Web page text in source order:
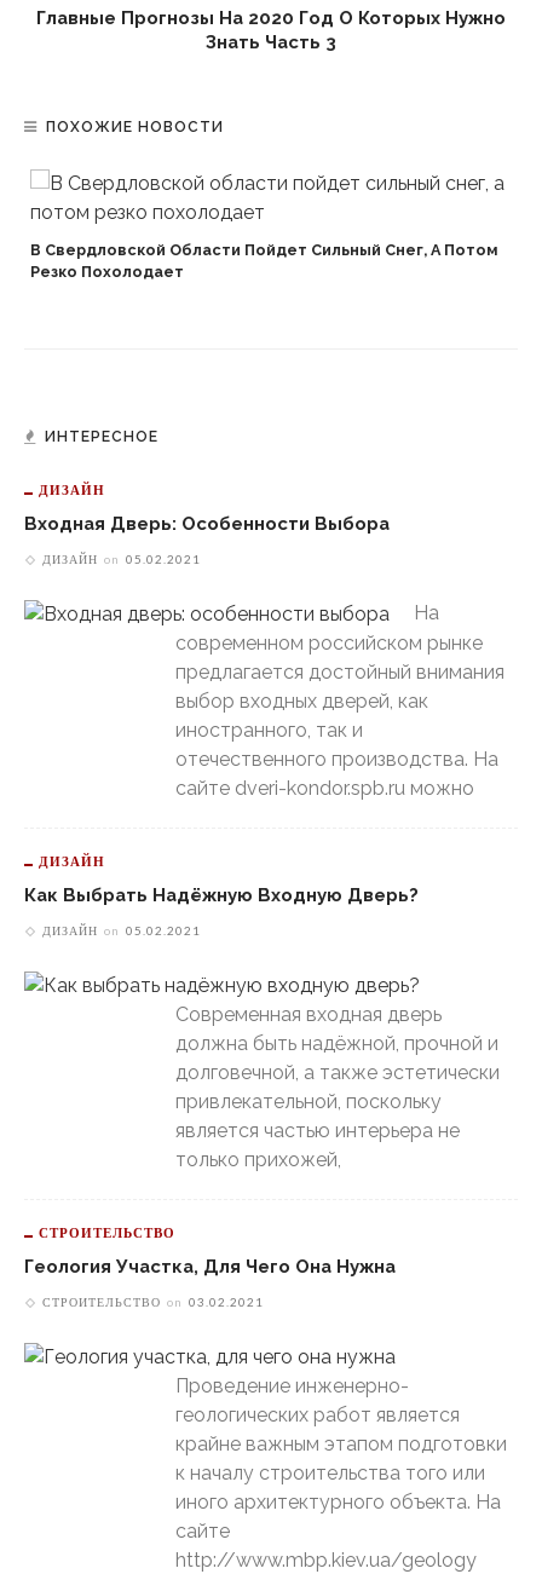
Главные Прогнозы На 2020 Год О Которых Нужно
Знать Часть 3
ПОХОЖИЕ НОВОСТИ
В Свердловской Области Пойдет Сильный Снег, А Потом
Резко Похолодает
ИНТЕРЕСНОЕ
ДИЗАЙН
Входная Дверь: Особенности Выбора
ДИЗАЙН on 05.02.2021
На
современном российском рынке
предлагается достойный внимания
выбор входных дверей, как
иностранного, так и
отечественного производства. На
сайте dveri-kondor.spb.ru можно
ДИЗАЙН
Как Выбрать Надёжную Входную Дверь?
ДИЗАЙН on 05.02.2021
Современная входная дверь
должна быть надёжной, прочной и
долговечной, а также эстетически
привлекательной, поскольку
является частью интерьера не
только прихожей,
СТРОИТЕЛЬСТВО
Геология Участка, Для Чего Она Нужна
СТРОИТЕЛЬСТВО on 03.02.2021
Проведение инженерно-
геологических работ является
крайне важным этапом подготовки
к началу строительства того или
иного архитектурного объекта. На
сайте
http://www.mbp.kiev.ua/geology